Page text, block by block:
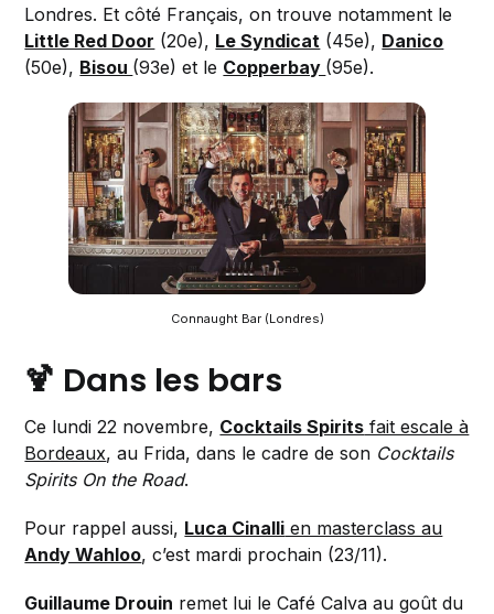
Londres. Et côté Français, on trouve notamment le
Little Red Door (20e), Le Syndicat (45e), Danico
(50e), Bisou (93e) et le Copperbay (95e).
Connaught Bar (Londres)
🍹 Dans les bars
Ce lundi 22 novembre, Cocktails Spirits fait escale à
Bordeaux, au Frida, dans le cadre de son Cocktails
Spirits On the Road.
Pour rappel aussi, Luca Cinalli en masterclass au
Andy Wahloo, c’est mardi prochain (23/11).
Guillaume Drouin remet lui le Café Calva au goût du